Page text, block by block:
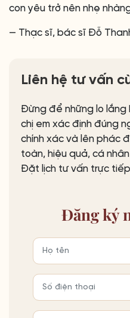
con yêu trở nên nhẹ
— Thạc sĩ, bác sĩ Đỗ
Liên hệ tư vấn
Đừng để những lo lắng
chị em xác định đúng
chính xác và lên phác
toàn, hiệu quả, cá
Đặt lịch tư vấn trực
Đăng ký